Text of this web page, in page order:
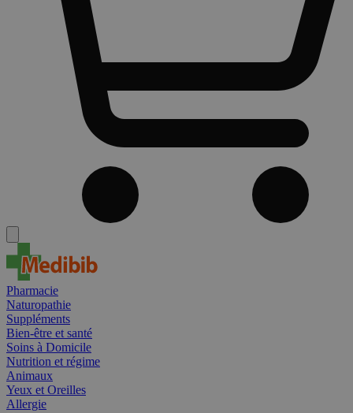
Pharmacie
Naturopathie
Suppléments
Bien-être et santé
Soins à Domicile
Nutrition et régime
Animaux
Yeux et Oreilles
Allergie